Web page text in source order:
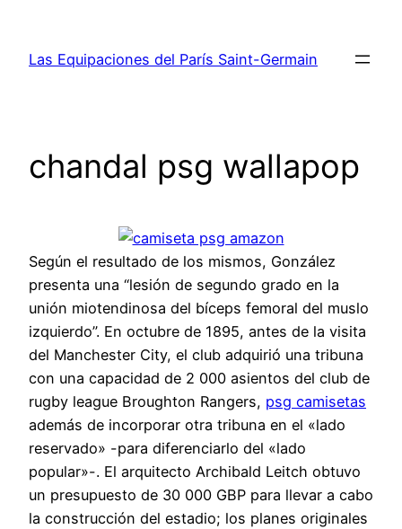
contenido
Las Equipaciones del París Saint-Germain
chandal psg wallapop
Según el resultado de los mismos, González
presenta una “lesión de segundo grado en la
unión miotendinosa del bíceps femoral del muslo
izquierdo”. En octubre de 1895, antes de la visita
del Manchester City, el club adquirió una tribuna
con una capacidad de 2 000 asientos del club de
rugby league Broughton Rangers, psg camisetas
además de incorporar otra tribuna en el «lado
reservado» -para diferenciarlo del «lado
popular»-. El arquitecto Archibald Leitch obtuvo
un presupuesto de 30 000 GBP para llevar a cabo
la construcción del estadio; los planes originales